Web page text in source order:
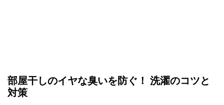
部屋干しのイヤな臭いを防ぐ！ 洗濯のコツと
対策